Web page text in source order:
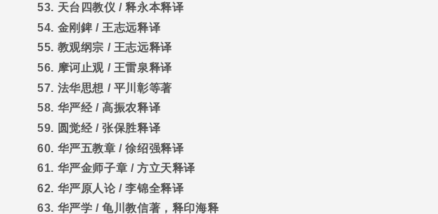
53. 天台四教仪 /释永本释译
54. 金刚錍 / 王志远释译
55. 教观纲宗 / 王志远释译
56. 摩诃止观 / 王雷泉释译
57. 法华思想 / 平川彰等著
58. 华严经/高振农释译
59. 圆觉经/张保胜释译
60. 华严五教章 /徐绍强释译
61. 华严金师子章 /方立天释译
62. 华严原人论/李锦全释译
63. 华严学 /龟川教信著，释印海释